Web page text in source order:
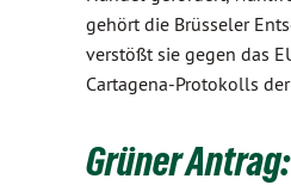
gehört die Brüsseler
verstößt sie gegen das
Cartagena-Protokolls
Grüner